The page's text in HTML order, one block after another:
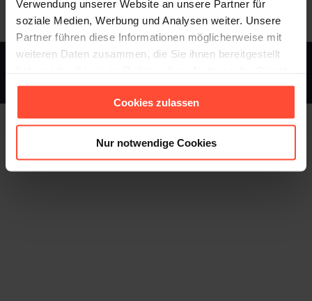
Verwendung unserer Website an unsere Partner für
soziale Medien, Werbung und Analysen weiter. Unsere
Partner führen diese Informationen möglicherweise mit
weiteren Daten zusammen, die Sie ihnen bereitgestellt
gesammelt haben.
Cookies zulassen
Nur notwendige Cookies
Footer